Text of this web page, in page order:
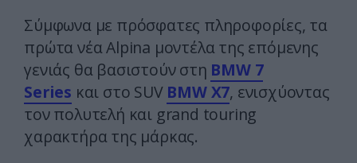
Σύμφωνα με πρόσφατες πληροφορίες, τα
πρώτα νέα Alpina μοντέλα της επόμενης
γενιάς θα βασιστούν στη BMW 7
Series και στο SUV BMW X7, ενισχύοντας
τον πολυτελή και grand touring
χαρακτήρα της μάρκας.